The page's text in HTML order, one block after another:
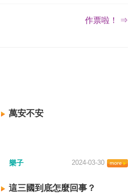
作票啦！ ⇒
萬安不安
樂子 2024-03-30
這三國到底怎麼回事？